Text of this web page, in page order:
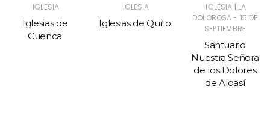
IGLESIA
Iglesias de
Cuenca
IGLESIA
Iglesias de Quito
IGLESIA | LA
DOLOROSA - 15 DE
SEPTIEMBRE
Santuario
Nuestra Señora
de los Dolores
de Aloasí